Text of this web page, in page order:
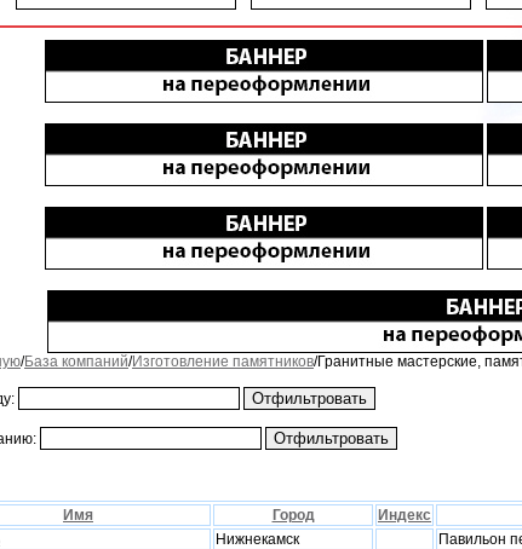
/База компаний/Изготовление памятников/Гранитные мастерские,
Имя Город Индекс
Нижнекамск Павильон